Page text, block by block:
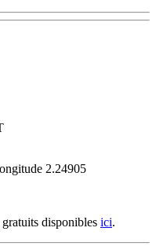
2.24905
disponibles ici.